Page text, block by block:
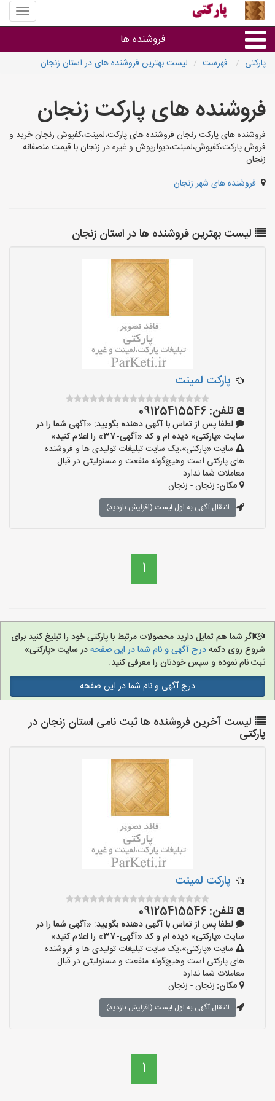
منوی
سایت
فروشنده ها
استان ها
پارکتی فهرست لیست بهترین فروشنده های در استان زنجان
فروشنده های پارکت زنجان
فروشنده های پارکت زنجان فروشنده های پارکت،لمینت،کفپوش زنجان خرید و
فروش پارکت،کفپوش،لمینت،دیوارپوش و غیره در زنجان با قیمت منصفانه
زنجان
فروشنده های شهر زنجان
لیست بهترین فروشنده ها در استان زنجان
پارکت لمینت
تلفن: 09125415546
لطفا پس از تماس با آگهی دهنده بگویید: «آگهی شما را در
سایت «پارکتی» دیده ام و کد «آگهی-37» را اعلام کنید»
سایت «پارکتی»،یک سایت تبلیغات تولیدی ها و فروشنده
های پارکتی است وهیچ‌گونه منفعت و مسئولیتی در قبال
معاملات شما ندارد.
مکان: زنجان - زنجان
انتقال آگهی به اول لیست (افزایش بازدید)
1
اگر شما هم تمایل دارید محصولات مرتبط با پارکتی خود را تبلیغ کنید برای
شروع روی دکمهدرج آگهی و نام شما در این صفحهدر سایت «پارکتی»
ثبت نام نموده و سپس خودتان را معرفی کنید.
درج آگهی و نام شما در این صفحه
لیست آخرین فروشنده ها ثبت نامی استان زنجان در
پارکتی
پارکت لمینت
تلفن: 09125415546
لطفا پس از تماس با آگهی دهنده بگویید: «آگهی شما را در
سایت «پارکتی» دیده ام و کد «آگهی-37» را اعلام کنید»
سایت «پارکتی»،یک سایت تبلیغات تولیدی ها و فروشنده
های پارکتی است وهیچ‌گونه منفعت و مسئولیتی در قبال
معاملات شما ندارد.
مکان: زنجان - زنجان
انتقال آگهی به اول لیست (افزایش بازدید)
1